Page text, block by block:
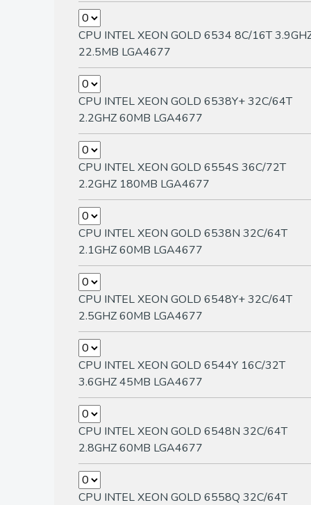
CPU INTEL XEON GOLD 6534 8C/16T
22.5MB LGA4677
CPU INTEL XEON GOLD 6538Y+ 32C/64T
2.2GHZ 60MB LGA4677
CPU INTEL XEON GOLD 6554S 36C/72T
2.2GHZ 180MB LGA4677
CPU INTEL XEON GOLD 6538N 32C/64T
2.1GHZ 60MB LGA4677
CPU INTEL XEON GOLD 6548Y+ 32C/64T
2.5GHZ 60MB LGA4677
CPU INTEL XEON GOLD 6544Y 16C/32T
3.6GHZ 45MB LGA4677
CPU INTEL XEON GOLD 6548N 32C/64T
2.8GHZ 60MB LGA4677
CPU INTEL XEON GOLD 6558Q 32C/64T